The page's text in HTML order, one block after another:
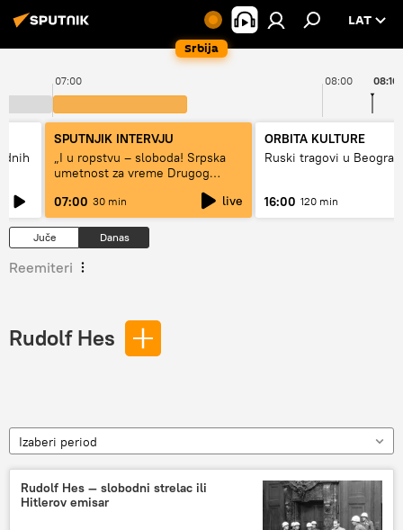
Srbija
LAT
07:00 08:00 08:10
SPUTNJIK INTERVJU
„I u ropstvu – sloboda! Srpska
umetnost za vreme Drugog
07:00 30 min live
ORBITA KULTURE
Ruski tragovi u
16:00 120 min
Juče Danas
Reemiteri
Rudolf Hes
Izaberi period
Rudolf Hes — slobodni strelac ili
Hitlerov emisar